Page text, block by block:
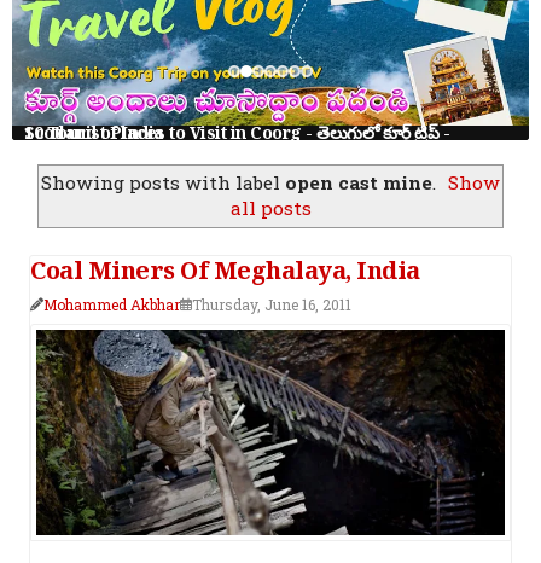
10 Tourist Places to Visit in Coorg - తెలుగులో కూర్గ్ ట్రిప్ - Scotland of India
Showing posts with label open cast mine. Show
all posts
Coal Miners Of Meghalaya, India
Mohammed Akbhar Thursday, June 16, 2011